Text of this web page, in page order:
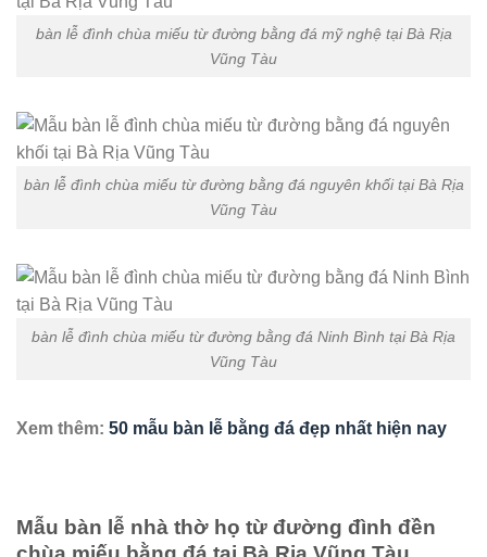
bàn lễ đình chùa miếu từ đường bằng đá mỹ nghệ tại Bà Rịa
Vũng Tàu
bàn lễ đình chùa miếu từ đường bằng đá nguyên khối tại Bà Rịa
Vũng Tàu
bàn lễ đình chùa miếu từ đường bằng đá Ninh Bình tại Bà Rịa
Vũng Tàu
Xem thêm: 50 mẫu bàn lễ bằng đá đẹp nhất hiện nay
Mẫu bàn lễ nhà thờ họ từ đường đình đền